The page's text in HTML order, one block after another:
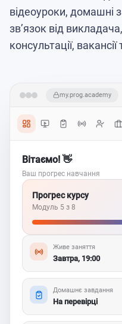
відеоуроки, домашні
зв’язок від
консультації,
my.prog.academy
Вітаємо! 👋
Ваш прогрес навчання
Прогрес курсу
Модуль 5 з 8
Живе заняття
Завтра, 19:00
Домашнє завдання
На перевірці